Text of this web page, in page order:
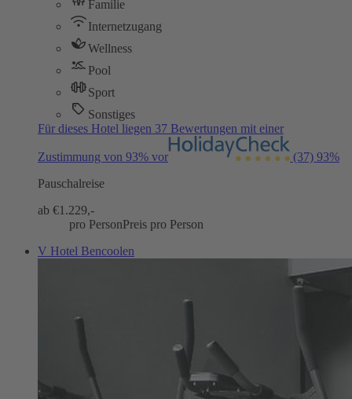
Familie
Internetzugang
Wellness
Pool
Sport
Sonstiges
Für dieses Hotel liegen 37 Bewertungen mit einer
Zustimmung von 93% vor (37) 93%
Pauschalreise
ab €1.229,-
pro PersonPreis pro Person
V Hotel Bencoolen